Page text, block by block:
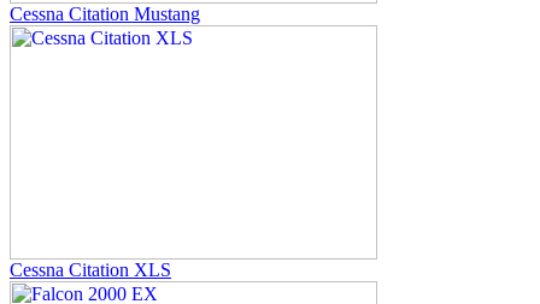
Cessna Citation Mustang
Cessna Citation XLS